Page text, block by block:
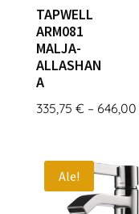
TAPWELL
ARM081
MALJA-
ALLASHAN
A
335,75 € – 646,00
Ale!